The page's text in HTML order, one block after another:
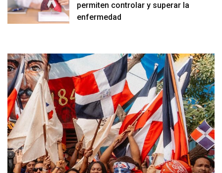
permiten controlar y superar la
enfermedad